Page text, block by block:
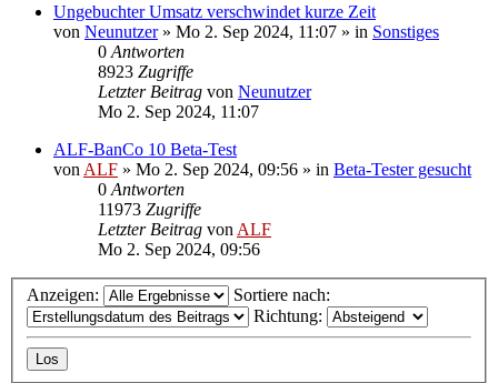
Ungebuchter Umsatz verschwindet kurze Zeit
von Neunutzer» Mo 2. Sep 2024, 11:07 » in Sonstiges
0 Antworten
8923 Zugriffe
Letzter Beitrag von Neunutzer
Mo 2. Sep 2024, 11:07
ALF-BanCo 10 Beta-Test
von ALF » Mo 2. Sep 2024, 09:56 » in Beta-Tester gesucht
0 Antworten
11973 Zugriffe
Letzter Beitrag von ALF
Mo 2. Sep 2024, 09:56
Anzeigen:
Sortiere nach:
Richtung: